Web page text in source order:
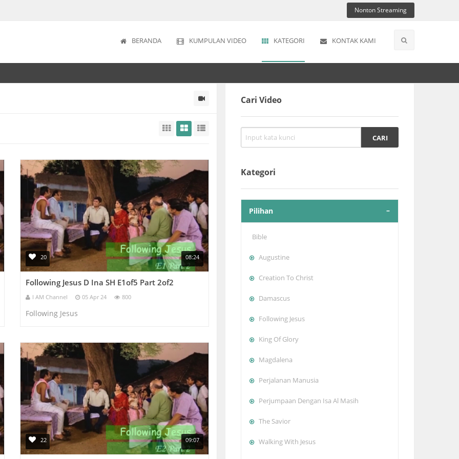
Nonton Streaming
BERANDA KUMPULAN VIDEO KATEGORI KONTAK KAMI
20 08:24
Following Jesus D Ina SH E1of5 Part 2of2
I AM Channel 05 Apr 24 800
Following Jesus
22 09:07
Cari Video
Kategori
Pilihan
Bible
Augustine
Creation To Christ
Damascus
Following Jesus
King Of Glory
Magdalena
Perjalanan Manusia
Perjumpaan Dengan Isa Al Masih
The Savior
Walking With Jesus